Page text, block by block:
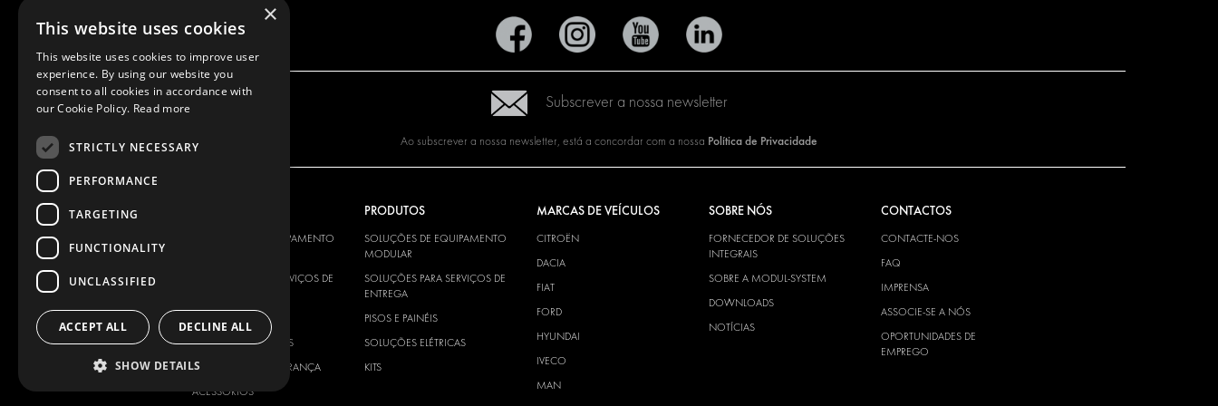
Subscrever a nossa newsletter
Ao subscrever a nossa newsletter, está a concordar com a nossa Política de Privacidade
SOLUÇÕES DE EQUIPAMENTO
SOLUÇÕES PARA SERVIÇOS DE
PISOS E PAINÉIS
SOLUÇÕES ELÉTRICAS
PRODUTOS DE SEGURANÇA
ACESSÓRIOS
PRODUTOS
SOLUÇÕES DE EQUIPAMENTO
MODULAR
SOLUÇÕES PARA SERVIÇOS DE
ENTREGA
PISOS E PAINÉIS
SOLUÇÕES ELÉTRICAS
KITS
MARCAS DE VEÍCULOS
CITROËN
DACIA
FIAT
FORD
HYUNDAI
IVECO
MAN
SOBRE NÓS
FORNECEDOR DE SOLUÇÕES
INTEGRAIS
SOBRE A MODUL-SYSTEM
DOWNLOADS
NOTÍCIAS
CONTACTOS
CONTACTE-NOS
FAQ
IMPRENSA
ASSOCIE-SE A NÓS
OPORTUNIDADES DE
EMPREGO
×
This website uses cookies
This website uses cookies to improve user
experience. By using our website you
consent to all cookies in accordance with
our Cookie Policy. Read more
STRICTLY NECESSARY
PERFORMANCE
TARGETING
FUNCTIONALITY
UNCLASSIFIED
ACCEPT ALL DECLINE ALL
SHOW DETAILS